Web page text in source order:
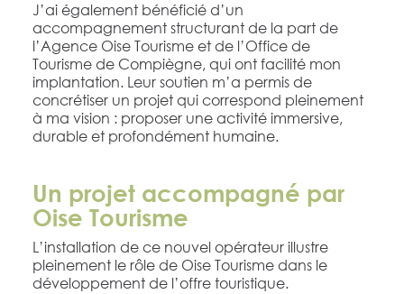
J’ai également bénéficié d’un
accompagnement structurant de la part de
l’Agence Oise Tourisme et de l’Office de
Tourisme de Compiègne, qui ont facilité mon
implantation. Leur soutien m’a permis de
concrétiser un projet qui correspond pleinement
à ma vision : proposer une activité immersive,
durable et profondément humaine.
Un projet accompagné par
Oise Tourisme
L’installation de ce nouvel opérateur illustre
pleinement le rôle de Oise Tourisme dans le
développement de l’offre touristique.